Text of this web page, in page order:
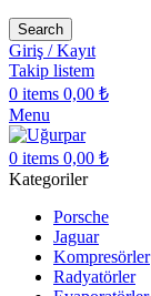
Search
Giriş / Kayıt
Takip listem
0 items 0,00 ₺
Menu
0 items 0,00 ₺
Kategoriler
Porsche
Jaguar
Kompresörler
Radyatörler